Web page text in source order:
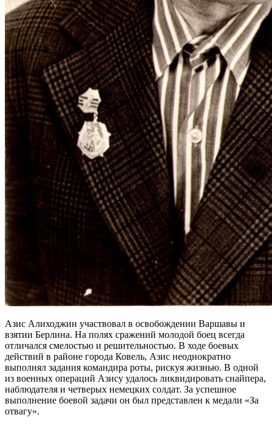
Азис Алиходжин участвовал в освобождении Варшавы и
взятии Берлина. На полях сражений молодой боец всегда
отличался смелостью и решительностью. В ходе боевых
действий в районе города Ковель, Азис неоднократно
выполнял задания командира роты, рискуя жизнью. В одной
из военных операций Азису удалось ликвидировать снайпера,
наблюдателя и четверых немецких солдат. За успешное
выполнение боевой задачи он был представлен к медали «За
отвагу».